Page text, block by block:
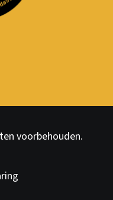
voorbehouden.